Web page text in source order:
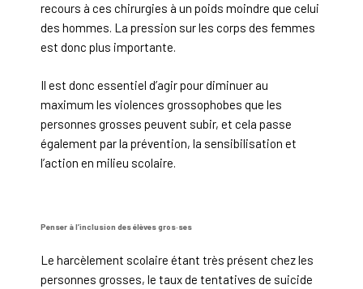
recours à ces chirurgies à un poids moindre que celui
des hommes. La pression sur les corps des femmes
est donc plus importante.
Il est donc essentiel d’agir pour diminuer au
maximum les violences grossophobes que les
personnes grosses peuvent subir, et cela passe
également par la prévention, la sensibilisation et
l’action en milieu scolaire.
Penser à l’inclusion des élèves gros·ses
Le harcèlement scolaire étant très présent chez les
personnes grosses, le taux de tentatives de suicide